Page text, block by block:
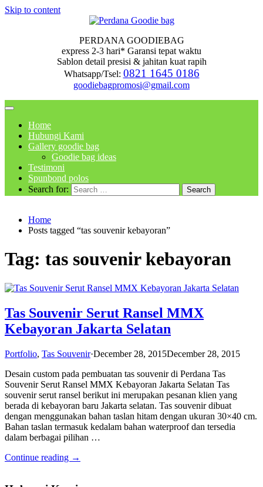
Skip to content
PERDANA GOODIEBAG
express 2-3 hari* Garansi tepat waktu
Sablon detail presisi & jahitan kuat rapih
Whatsapp/Tsel: 0821 1645 0186
goodiebagpromosi@gmail.com
Home
Hubungi Kami
Gallery goodie bag
Goodie bag ideas
Testimoni
Spunbond polos
Search for:
Home
Posts tagged “tas souvenir kebayoran”
Tag: tas souvenir kebayoran
Tas Souvenir Serut Ransel MMX
Kebayoran Jakarta Selatan
Portfolio, Tas Souvenir·December 28, 2015December 28, 2015
Desain custom pada pembuatan tas souvenir di Perdana Tas
Souvenir Serut Ransel MMX Kebayoran Jakarta Selatan Tas
souvenir serut ransel berikut ini merupakan pesanan klien yang
berada di kebayoran baru Jakarta selatan. Tas souvenir dibuat
dengan menggunakan bahan taslan hitam dengan ukuran 30×40 cm.
Bahan taslan termasuk kedalam bahan waterproof dan tersedia
dalam berbagai pilihan …
Continue reading →